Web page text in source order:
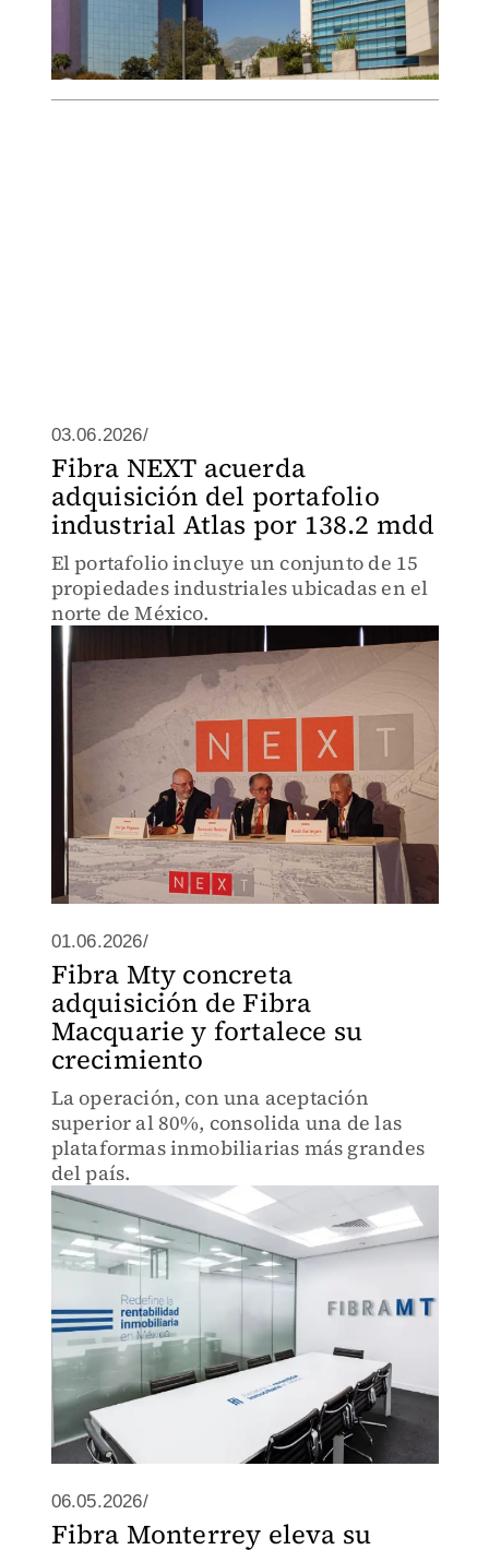
03.06.2026/
Fibra NEXT acuerda
adquisición del portafolio
industrial Atlas por 138.2 mdd
El portafolio incluye un conjunto de 15
propiedades industriales ubicadas en el
norte de México.
01.06.2026/
Fibra Mty concreta
adquisición de Fibra
Macquarie y fortalece su
crecimiento
La operación, con una aceptación
superior al 80%, consolida una de las
plataformas inmobiliarias más grandes
del país.
06.05.2026/
Fibra Monterrey eleva su